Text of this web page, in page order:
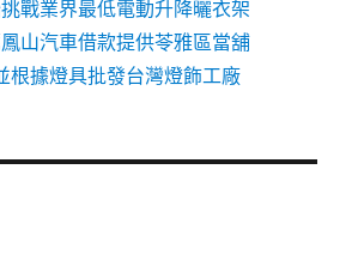
戰業界最低電動升降曬衣架
山汽車借款提供苓雅區當舖
根據燈具批發台灣燈飾工廠